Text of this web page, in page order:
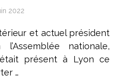
2022
et actuel président
nationale,
présent à Lyon ce
…